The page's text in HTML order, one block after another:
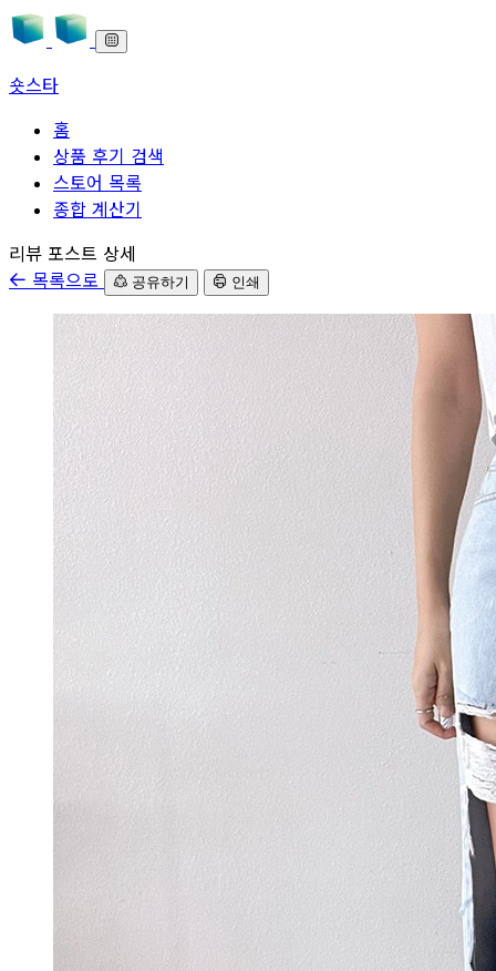
숏스타
홈
상품 후기 검색
스토어 목록
종합 계산기
본문으로 바로가기
리뷰 포스트 상세
목록으로
공유하기 인쇄